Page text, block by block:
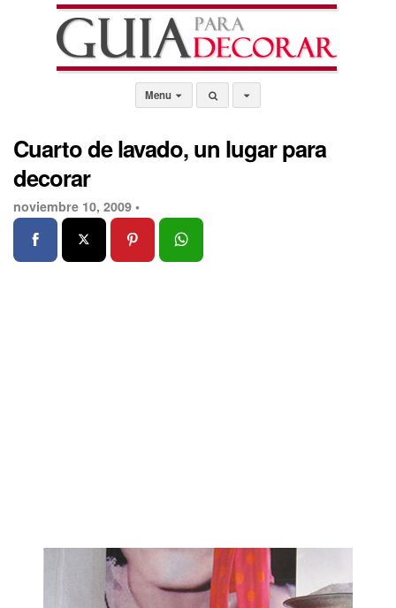
Menu
Cuarto de lavado, un lugar para
decorar
noviembre 10, 2009 •